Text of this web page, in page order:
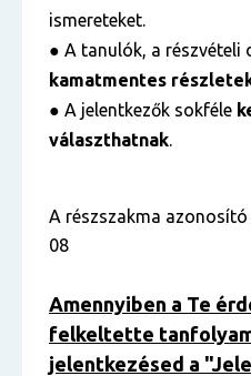
ismereteket.
● A tanulók, a részvételi
kamatmentes
● A jelentkezők sokféle
választhatnak.
A részszakma azonosító
08
Amennyiben a Te
felkeltette
jelentkezésed a